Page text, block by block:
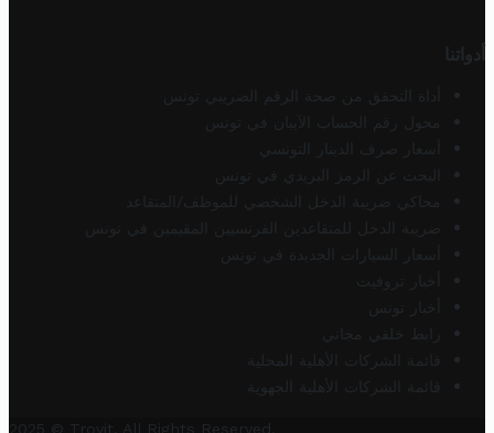
أدواتنا
أداة التحقق من صحة الرقم الضريبي تونس
محول رقم الحساب الآيبان في تونس
أسعار صرف الدينار التونسي
البحث عن الرمز البريدي في تونس
محاكي ضريبة الدخل الشخصي للموظف/المتقاعد
ضريبة الدخل للمتقاعدين الفرنسيين المقيمين في تونس
أسعار السيارات الجديدة في تونس
أخبار تروفيت
أخبار تونس
رابط خلفي مجاني
قائمة الشركات الأهلية المحلية
قائمة الشركات الأهلية الجهوية
2025 © Trovit. All Rights Reserved.